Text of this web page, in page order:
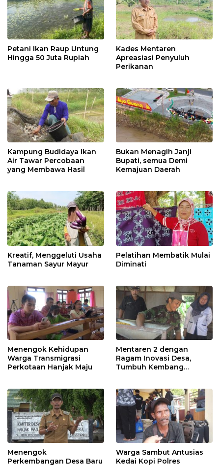
Petani Ikan Raup Untung
Hingga 50 Juta Rupiah
Kades Mentaren
Apreasiasi Penyuluh
Perikanan
Kampung Budidaya Ikan
Air Tawar Percobaan
yang Membawa Hasil
Bukan Menagih Janji
Bupati, semua Demi
Kemajuan Daerah
Kreatif, Menggeluti Usaha
Tanaman Sayur Mayur
Pelatihan Membatik Mulai
Diminati
Menengok Kehidupan
Warga Transmigrasi
Perkotaan Hanjak Maju
Mentaren 2 dengan
Ragam Inovasi Desa,
Tumbuh Kembang
Menengok
Perkembangan Desa Baru
Warga Sambut Antusias
Kedai Kopi Polres